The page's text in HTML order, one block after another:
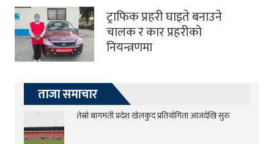
ट्राफिक प्रहरी घाइते बनाउने
चालक र कार प्रहरीकाे
नियन्त्रणमा
ताजा समाचार
तेस्रो बागमती प्रदेश खेलकुद प्रतियोगिता आजदेखि सुरु